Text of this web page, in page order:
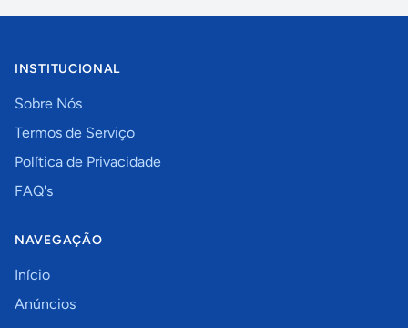
INSTITUCIONAL
Sobre Nós
Termos de Serviço
Política de Privacidade
FAQ's
NAVEGAÇÃO
Início
Anúncios